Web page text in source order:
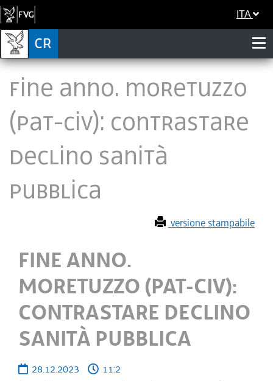
ITA
FINE ANNO. MORETUZZO
(PAT-CIV): CONTRASTARE
DECLINO SANITÀ
PUBBLICA
versione stampabile
FINE ANNO.
MORETUZZO (PAT-CIV):
CONTRASTARE DECLINO
SANITÀ PUBBLICA
28.12.2023
11:2